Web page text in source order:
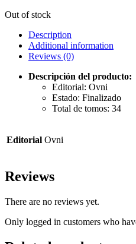
Out of stock
Description
Additional information
Reviews (0)
Descripción del producto:
Editorial: Ovni
Estado: Finalizado
Total de tomos: 34
Editorial Ovni
Reviews
There are no reviews yet.
Only logged in customers who